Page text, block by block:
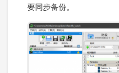
要同步备份。